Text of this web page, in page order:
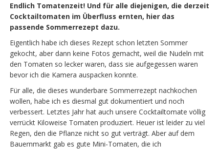
Endlich Tomatenzeit! Und für alle diejenigen, die derzeit
Cocktailtomaten im Überfluss ernten, hier das
passende Sommerrezept dazu.
Eigentlich habe ich dieses Rezept schon letzten Sommer
gekocht, aber dann keine Fotos gemacht, weil die Nudeln mit
den Tomaten so lecker waren, dass sie aufgegessen waren
bevor ich die Kamera auspacken konnte.
Für alle, die dieses wunderbare Sommerrezept nachkochen
wollen, habe ich es diesmal gut dokumentiert und noch
verbessert. Letztes Jahr hat auch unsere Cocktailtomate völlig
verrückt Kiloweise Tomaten produziert. Heuer ist leider zu viel
Regen, den die Pflanze nicht so gut verträgt. Aber auf dem
Bauernmarkt gab es gute Mini-Tomaten, die ich